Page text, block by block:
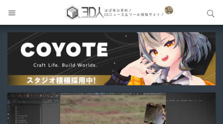
サイト内検索